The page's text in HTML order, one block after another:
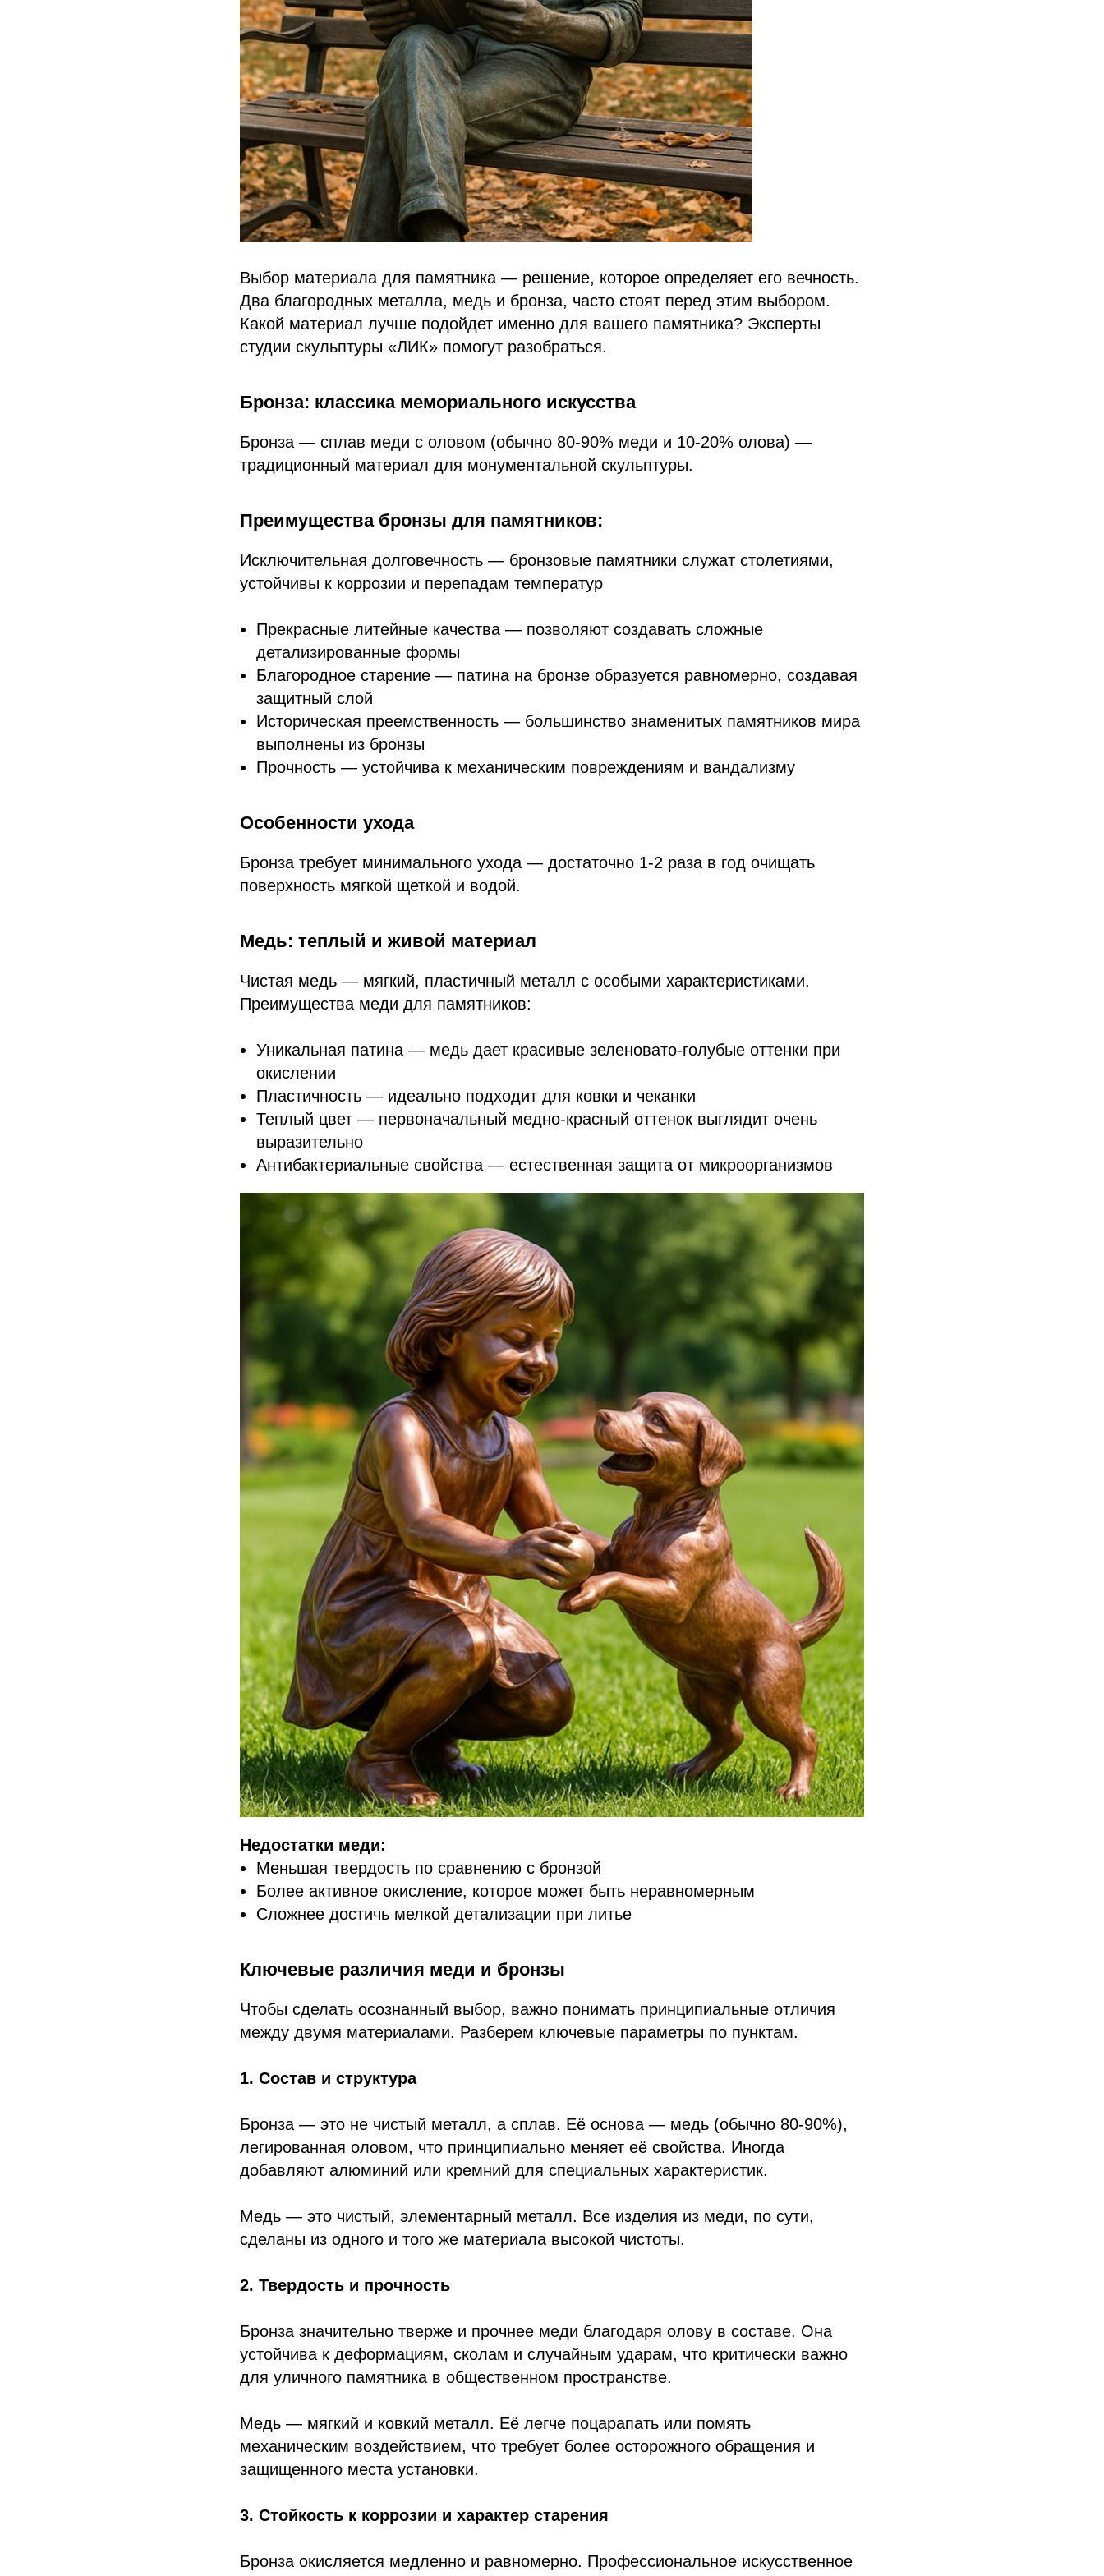
Выбор материала для памятника — решение, которое определяет его вечность.
Два благородных металла, медь и бронза, часто стоят перед этим выбором.
Какой материал лучше подойдет именно для вашего памятника? Эксперты
студии скульптуры «ЛИК» помогут разобраться.
Бронза: классика мемориального искусства
Бронза — сплав меди с оловом (обычно 80-90% меди и 10-20% олова) —
традиционный материал для монументальной скульптуры.
Преимущества бронзы для памятников:
Исключительная долговечность — бронзовые памятники служат столетиями,
устойчивы к коррозии и перепадам температур
Прекрасные литейные качества — позволяют создавать сложные
детализированные формы
Благородное старение — патина на бронзе образуется равномерно, создавая
защитный слой
Историческая преемственность — большинство знаменитых памятников мира
выполнены из бронзы
Прочность — устойчива к механическим повреждениям и вандализму
Особенности ухода
Бронза требует минимального ухода — достаточно 1-2 раза в год очищать
поверхность мягкой щеткой и водой.
Медь: теплый и живой материал
Чистая медь — мягкий, пластичный металл с особыми характеристиками.
Преимущества меди для памятников:
Уникальная патина — медь дает красивые зеленовато-голубые оттенки при
окислении
Пластичность — идеально подходит для ковки и чеканки
Теплый цвет — первоначальный медно-красный оттенок выглядит очень
выразительно
Антибактериальные свойства — естественная защита от микроорганизмов
Недостатки меди:
Меньшая твердость по сравнению с бронзой
Более активное окисление, которое может быть неравномерным
Сложнее достичь мелкой детализации при литье
Ключевые различия меди и бронзы
Чтобы сделать осознанный выбор, важно понимать принципиальные отличия
между двумя материалами. Разберем ключевые параметры по пунктам.
1. Состав и структура
Бронза — это не чистый металл, а сплав. Её основа — медь (обычно 80-90%),
легированная оловом, что принципиально меняет её свойства. Иногда
добавляют алюминий или кремний для специальных характеристик.
Медь — это чистый, элементарный металл. Все изделия из меди, по сути,
сделаны из одного и того же материала высокой чистоты.
2. Твердость и прочность
Бронза значительно тверже и прочнее меди благодаря олову в составе. Она
устойчива к деформациям, сколам и случайным ударам, что критически важно
для уличного памятника в общественном пространстве.
Медь — мягкий и ковкий металл. Её легче поцарапать или помять
механическим воздействием, что требует более осторожного обращения и
защищенного места установки.
3. Стойкость к коррозии и характер старения
Бронза окисляется медленно и равномерно. Профессиональное искусственное